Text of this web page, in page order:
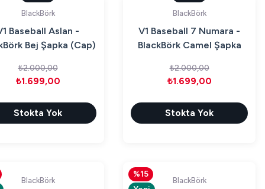
BlackBörk
Baseball Aslan -
Bej Şapka (Cap)
₺2.000,00
₺1.699,00
Stokta Yok
BlackBörk
V1 Baseball 7 Numara -
BlackBörk Camel Şapka
₺2.000,00
₺1.699,00
Stokta Yok
BlackBörk
%15
BlackBörk